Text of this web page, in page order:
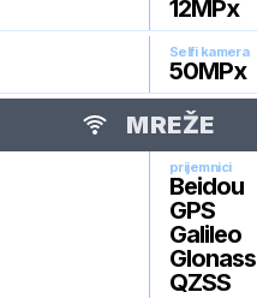
12MPx
Selfi kamera
50MPx
MREŽE
prijemnici
Beidou
GPS
Galileo
Glonass
QZSS